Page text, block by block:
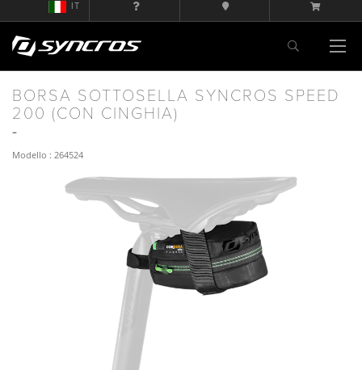
IT
BORSA SOTTOSELLA SYNCROS SPEED
200 (CON CINGHIA)
Modello : 264524